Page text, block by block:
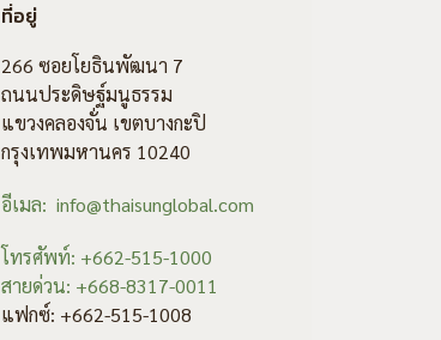
ที่อยู่
266 ซอยโยธินพัฒนา 7
ถนนประดิษฐ์มนูธรรม
แขวงคลองจั่น เขตบางกะปิ
กรุงเทพมหานคร 10240
อีเมล: info@thaisunglobal.com
โทรศัพท์: +662-515-1000
สายด่วน: +668-8317-0011
แฟกซ์: +662-515-1008